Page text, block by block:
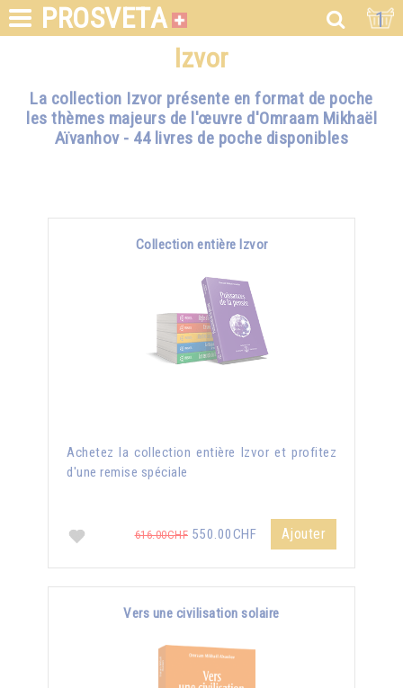
PROSVETA 1
Izvor
La collection Izvor présente en format de poche
les thèmes majeurs de l'œuvre d'Omraam Mikhaël
Aïvanhov - 44 livres de poche disponibles
Collection entière Izvor
Achetez la collection entière Izvor et profitez
d'une remise spéciale
616.00CHF 550.00CHF Ajouter
Vers une civilisation solaire